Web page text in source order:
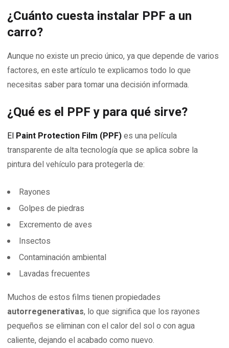
¿Cuánto cuesta instalar PPF a un
carro?
Aunque no existe un precio único, ya que depende de varios
factores, en este artículo te explicamos todo lo que
necesitas saber para tomar una decisión informada.
¿Qué es el PPF y para qué sirve?
El Paint Protection Film (PPF)es una película
transparente de alta tecnología que se aplica sobre la
pintura del vehículo para protegerla de:
Rayones
Golpes de piedras
Excremento de aves
Insectos
Contaminación ambiental
Lavadas frecuentes
Muchos de estos films tienen propiedades
autorregenerativas, lo que significa que los rayones
pequeños se eliminan con el calor del sol o con agua
caliente, dejando el acabado como nuevo.